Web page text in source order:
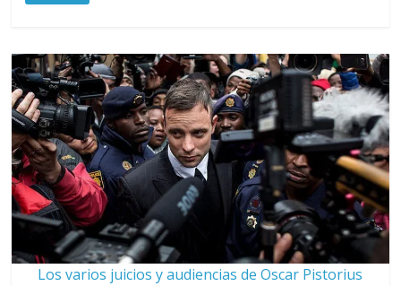
Los varios juicios y audiencias de Oscar Pistorius